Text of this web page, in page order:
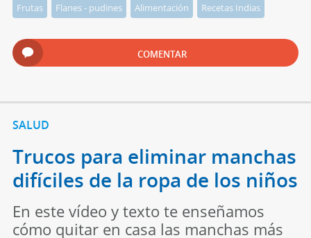
Frutas Flanes - pudines Alimentación Recetas Indias
COMENTAR
SALUD
Trucos para eliminar manchas
difíciles de la ropa de los niños
En este vídeo y texto te enseñamos
cómo quitar en casa las manchas más